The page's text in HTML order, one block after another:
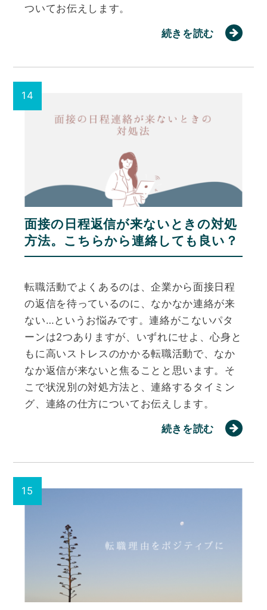
ついてお伝えします。
続きを読む
面接の日程返信が来ないときの対処
方法。こちらから連絡しても良い？
転職活動でよくあるのは、企業から面接日程
の返信を待っているのに、なかなか連絡が来
ない…というお悩みです。連絡がこないパタ
ーンは2つありますが、いずれにせよ、心身と
もに高いストレスのかかる転職活動で、なか
なか返信が来ないと焦ることと思います。そ
こで状況別の対処方法と、連絡するタイミン
グ、連絡の仕方についてお伝えします。
続きを読む